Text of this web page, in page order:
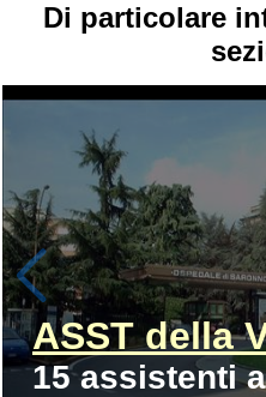
Di particolare
ASST della
15 assistenti